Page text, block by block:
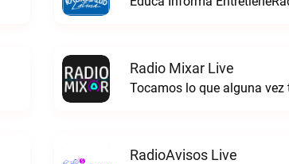
Radio Mixar Live
Tocamos lo que alguna
RadioAvisos Live